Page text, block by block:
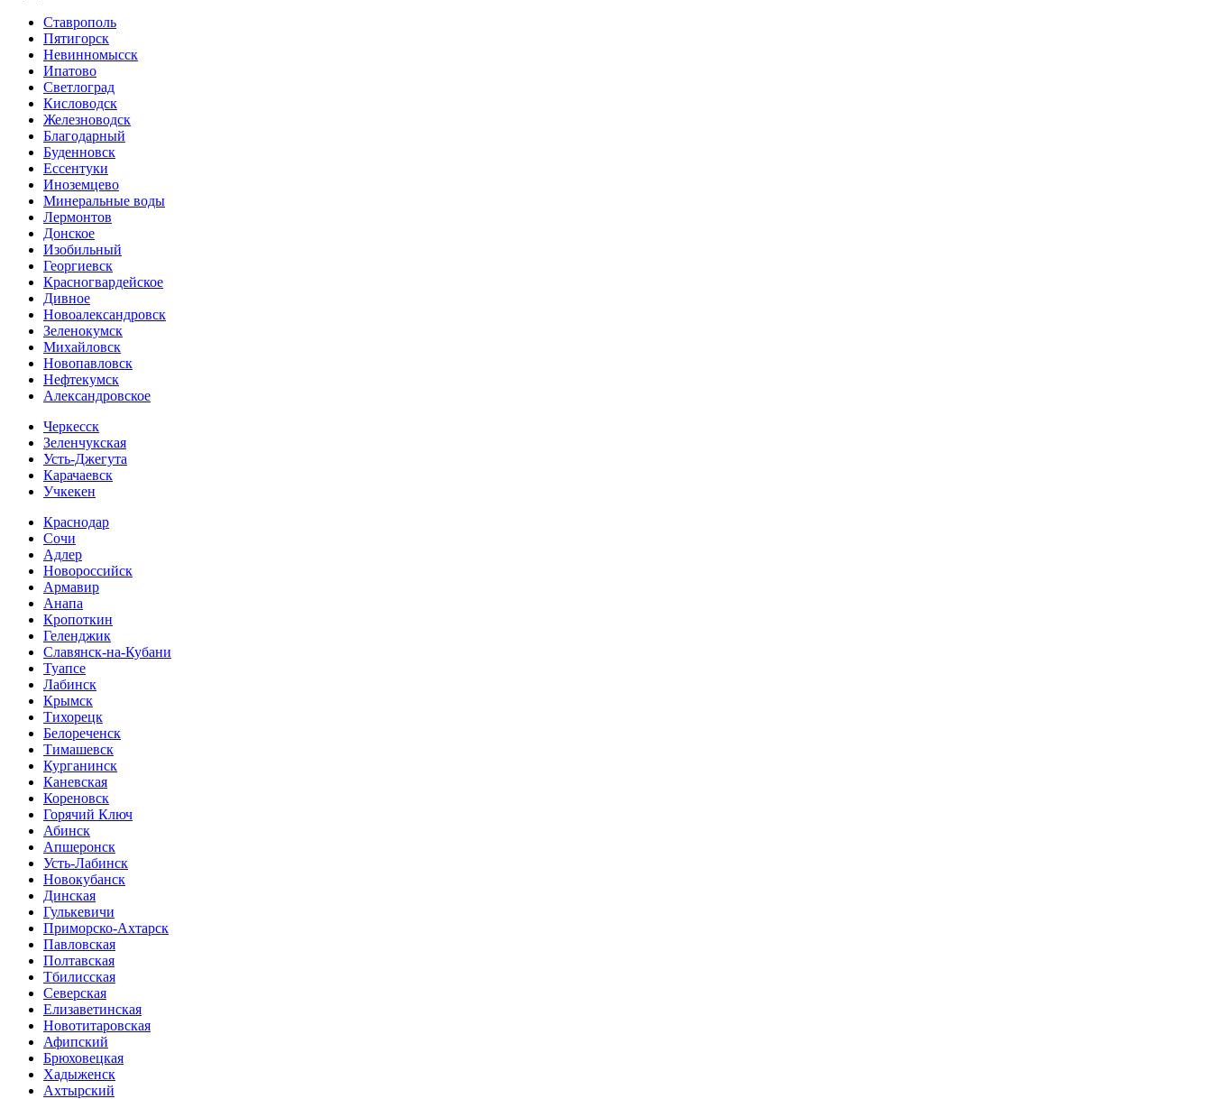
Ставрополь
Пятигорск
Невинномысск
Ипатово
Светлоград
Кисловодск
Железноводск
Благодарный
Буденновск
Ессентуки
Иноземцево
Минеральные воды
Лермонтов
Донское
Изобильный
Георгиевск
Красногвардейское
Дивное
Новоалександровск
Зеленокумск
Михайловск
Новопавловск
Нефтекумск
Александровское
Черкесск
Зеленчукская
Усть-Джегута
Карачаевск
Учкекен
Краснодар
Сочи
Адлер
Новороссийск
Армавир
Анапа
Кропоткин
Геленджик
Славянск-на-Кубани
Туапсе
Лабинск
Крымск
Тихорецк
Белореченск
Тимашевск
Курганинск
Каневская
Кореновск
Горячий Ключ
Абинск
Апшеронск
Усть-Лабинск
Новокубанск
Динская
Гулькевичи
Приморско-Ахтарск
Павловская
Полтавская
Тбилисская
Северская
Елизаветинская
Новотитаровская
Афипский
Брюховецкая
Хадыженск
Ахтырский